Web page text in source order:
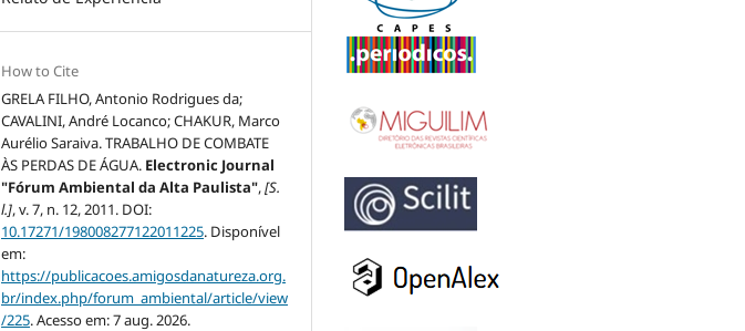
How to Cite
GRELA FILHO, Antonio Rodrigues da;
CAVALINI, André Locanco; CHAKUR, Marco
Aurélio Saraiva. TRABALHO DE COMBATE
ÀS PERDAS DE ÁGUA. Electronic Journal
"Fórum Ambiental da Alta Paulista",[S.
l.], v. 7, n. 12, 2011. DOI:
10.17271/198008277122011225. Disponível
em:
https://publicacoes.amigosdanatureza.org.
br/index.php/forum_ambiental/article/view
/225. Acesso em: 7 aug. 2026.